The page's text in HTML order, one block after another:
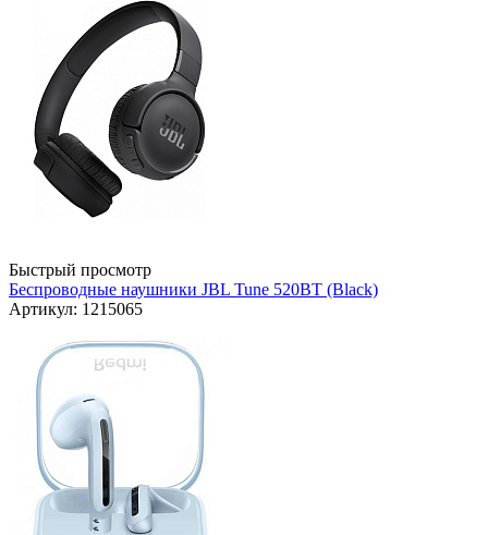
Быстрый просмотр
Беспроводные наушники JBL Tune 520BT (Black)
Артикул: 1215065